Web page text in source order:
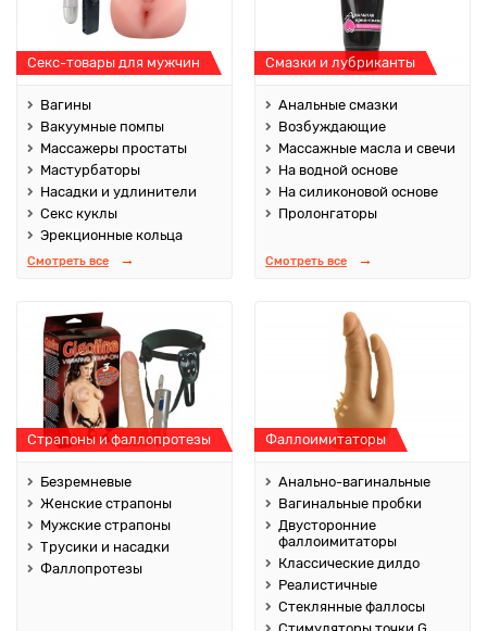
Секс-товары для мужчин
Вагины
Вакуумные помпы
Массажеры простаты
Мастурбаторы
Насадки и удлинители
Секс куклы
Эрекционные кольца
Смотреть все
Смазки и лубриканты
Анальные смазки
Возбуждающие
Массажные масла и свечи
На водной основе
На силиконовой основе
Пролонгаторы
Смотреть все
Страпоны и фаллопротезы
Безремневые
Женские страпоны
Мужские страпоны
Трусики и насадки
Фаллопротезы
Фаллоимитаторы
Анально-вагинальные
Вагинальные пробки
Двусторонние
фаллоимитаторы
Классические дилдо
Реалистичные
Стеклянные фаллосы